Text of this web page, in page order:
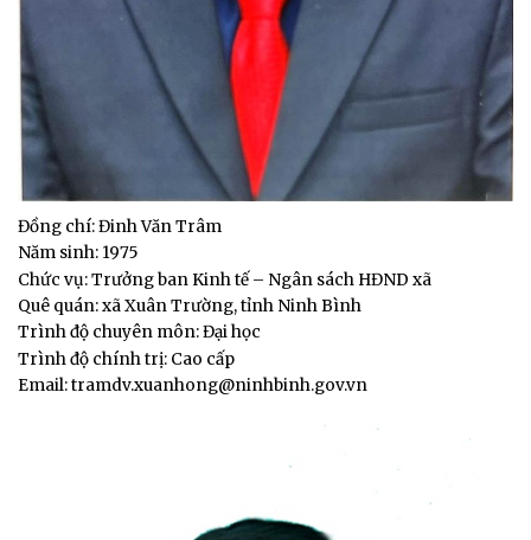
Đồng chí: Đinh Văn Trâm
Năm sinh: 1975
Chức vụ: Trưởng ban Kinh tế – Ngân sách HĐND xã
Quê quán: xã Xuân Trường, tỉnh Ninh Bình
Trình độ chuyên môn: Đại học
Trình độ chính trị: Cao cấp
Email: tramdv.xuanhong@ninhbinh.gov.vn